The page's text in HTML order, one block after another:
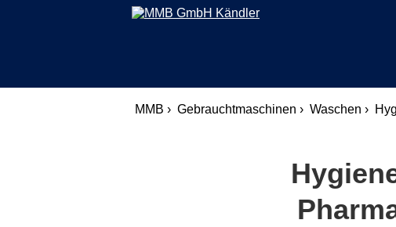
MMB › Gebrauchtmaschinen › Waschen ›